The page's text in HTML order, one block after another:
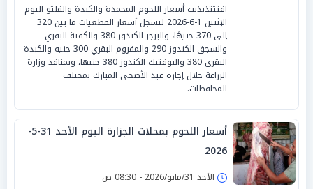
افتتتذبذبت أسعار اللحوم المجمدة والكبدة والفلتو اليوم
الإثنين 1-6-2026 لتسجل أسعار القطعيات ما بين 320
إلى 370 جنيهًا، والبرجر الكندوز 380 والكفتة البقري
والسجق الكندوز 290 والمفروم البقري 300 جنيه والكبدة
البقري 380 والبوفتيك الكندوز 380 جنيها، وبمنافذ وزارة
الزراعة خلال إجازة عيد الأضحى المبارك بمختلف
المحافظات.
أسعار اللحوم بمحلات الجزارة اليوم الأحد 31-5-
2026
الأحد 31/مايو/2026 - 08:30 ص